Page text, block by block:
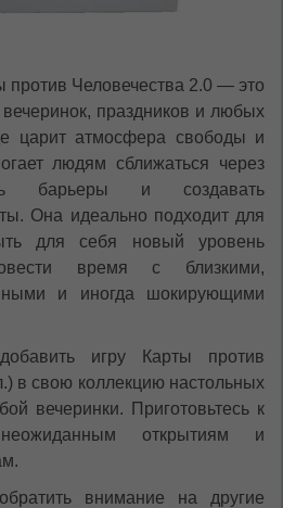
против Человечества 2.0 — это
праздников и любых
царит атмосфера свободы и
людям сближаться через
барьеры и создавать
Она идеально подходит для
для себя новый уровень
время с близкими,
и иногда шокирующими
игру Карты против
в свою коллекцию настольных
вечеринки. Приготовьтесь к
открытиям и
внимание на другие